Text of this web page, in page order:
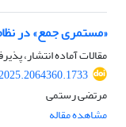
«مستمری جمع» در
مقالات آماده انتشار،
مرتضی رستمی
مشاهده مقاله